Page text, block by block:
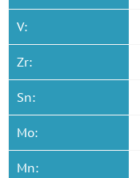
V:
Zr:
Sn:
Mo:
Mn: